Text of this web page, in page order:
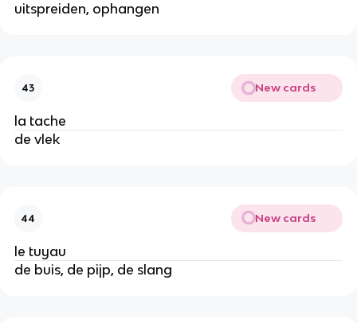
uitspreiden, ophangen
43 New cards
la tache
de vlek
44 New cards
le tuyau
de buis, de pijp, de slang